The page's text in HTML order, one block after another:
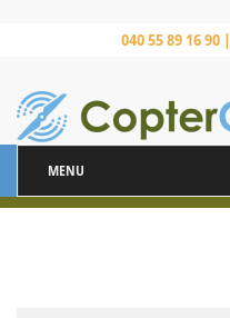
040 55 89 16 90 |
MENU